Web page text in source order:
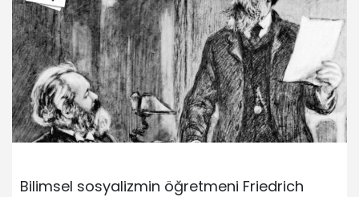
Bilimsel sosyalizmin öğretmeni Friedrich